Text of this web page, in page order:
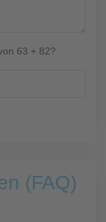
63 + 82?
(FAQ)